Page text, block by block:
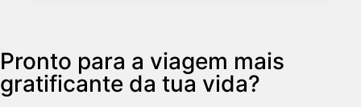
Pronto para a viagem mais
gratificante da tua vida?